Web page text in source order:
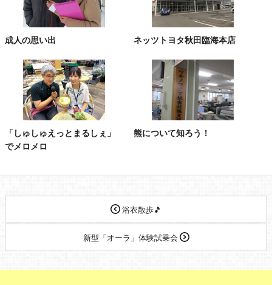
成人の思い出 ネッツトヨタ秋田臨海本店
「しゅしゅえっとまるしぇ」
でメロメロ
熊について知ろう！
浴衣散歩🎵
新型「オーラ」体験試乗会